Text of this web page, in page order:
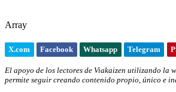
Array
X.com Facebook Whatsapp Telegram
El apoyo de los lectores de Viakaizen utilizando la
permite seguir creando contenido propio, único e